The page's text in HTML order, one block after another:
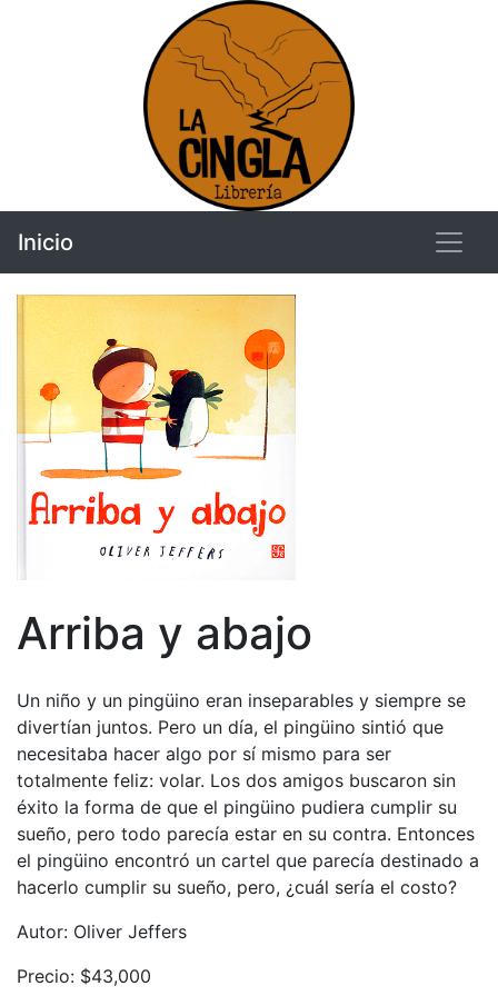
Inicio
Arriba y abajo
Un niño y un pingüino eran inseparables y siempre se
divertían juntos. Pero un día, el pingüino sintió que
necesitaba hacer algo por sí mismo para ser
totalmente feliz: volar. Los dos amigos buscaron sin
éxito la forma de que el pingüino pudiera cumplir su
sueño, pero todo parecía estar en su contra. Entonces
el pingüino encontró un cartel que parecía destinado a
hacerlo cumplir su sueño, pero, ¿cuál sería el costo?
Autor: Oliver Jeffers
Precio: $43,000